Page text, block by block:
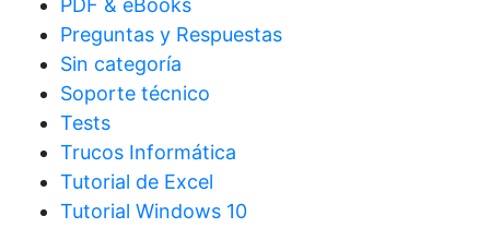
PDF & eBooks
Preguntas y Respuestas
Sin categoría
Soporte técnico
Tests
Trucos Informática
Tutorial de Excel
Tutorial Windows 10